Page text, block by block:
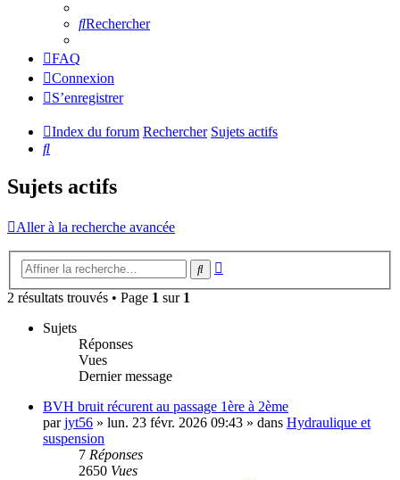
Rechercher
FAQ
Connexion
S’enregistrer
Index du forum Rechercher Sujets actifs
Rechercher
Sujets actifs
Aller à la recherche avancée
Rechercher
2 résultats trouvés • Page 1 sur 1
Sujets
Réponses
Vues
Dernier message
BVH bruit récurent au passage 1ère à 2ème
parjyt56 » lun. 23 févr. 2026 09:43 » dans Hydraulique et
suspension
7 Réponses
2650 Vues